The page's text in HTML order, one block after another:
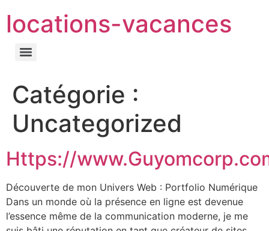
locations-vacances
Catégorie :
Uncategorized
Https://
Découverte de mon Univers Web : Portfolio Numérique
Dans un monde où la présence en ligne est devenue
l’essence même de la communication moderne, je me